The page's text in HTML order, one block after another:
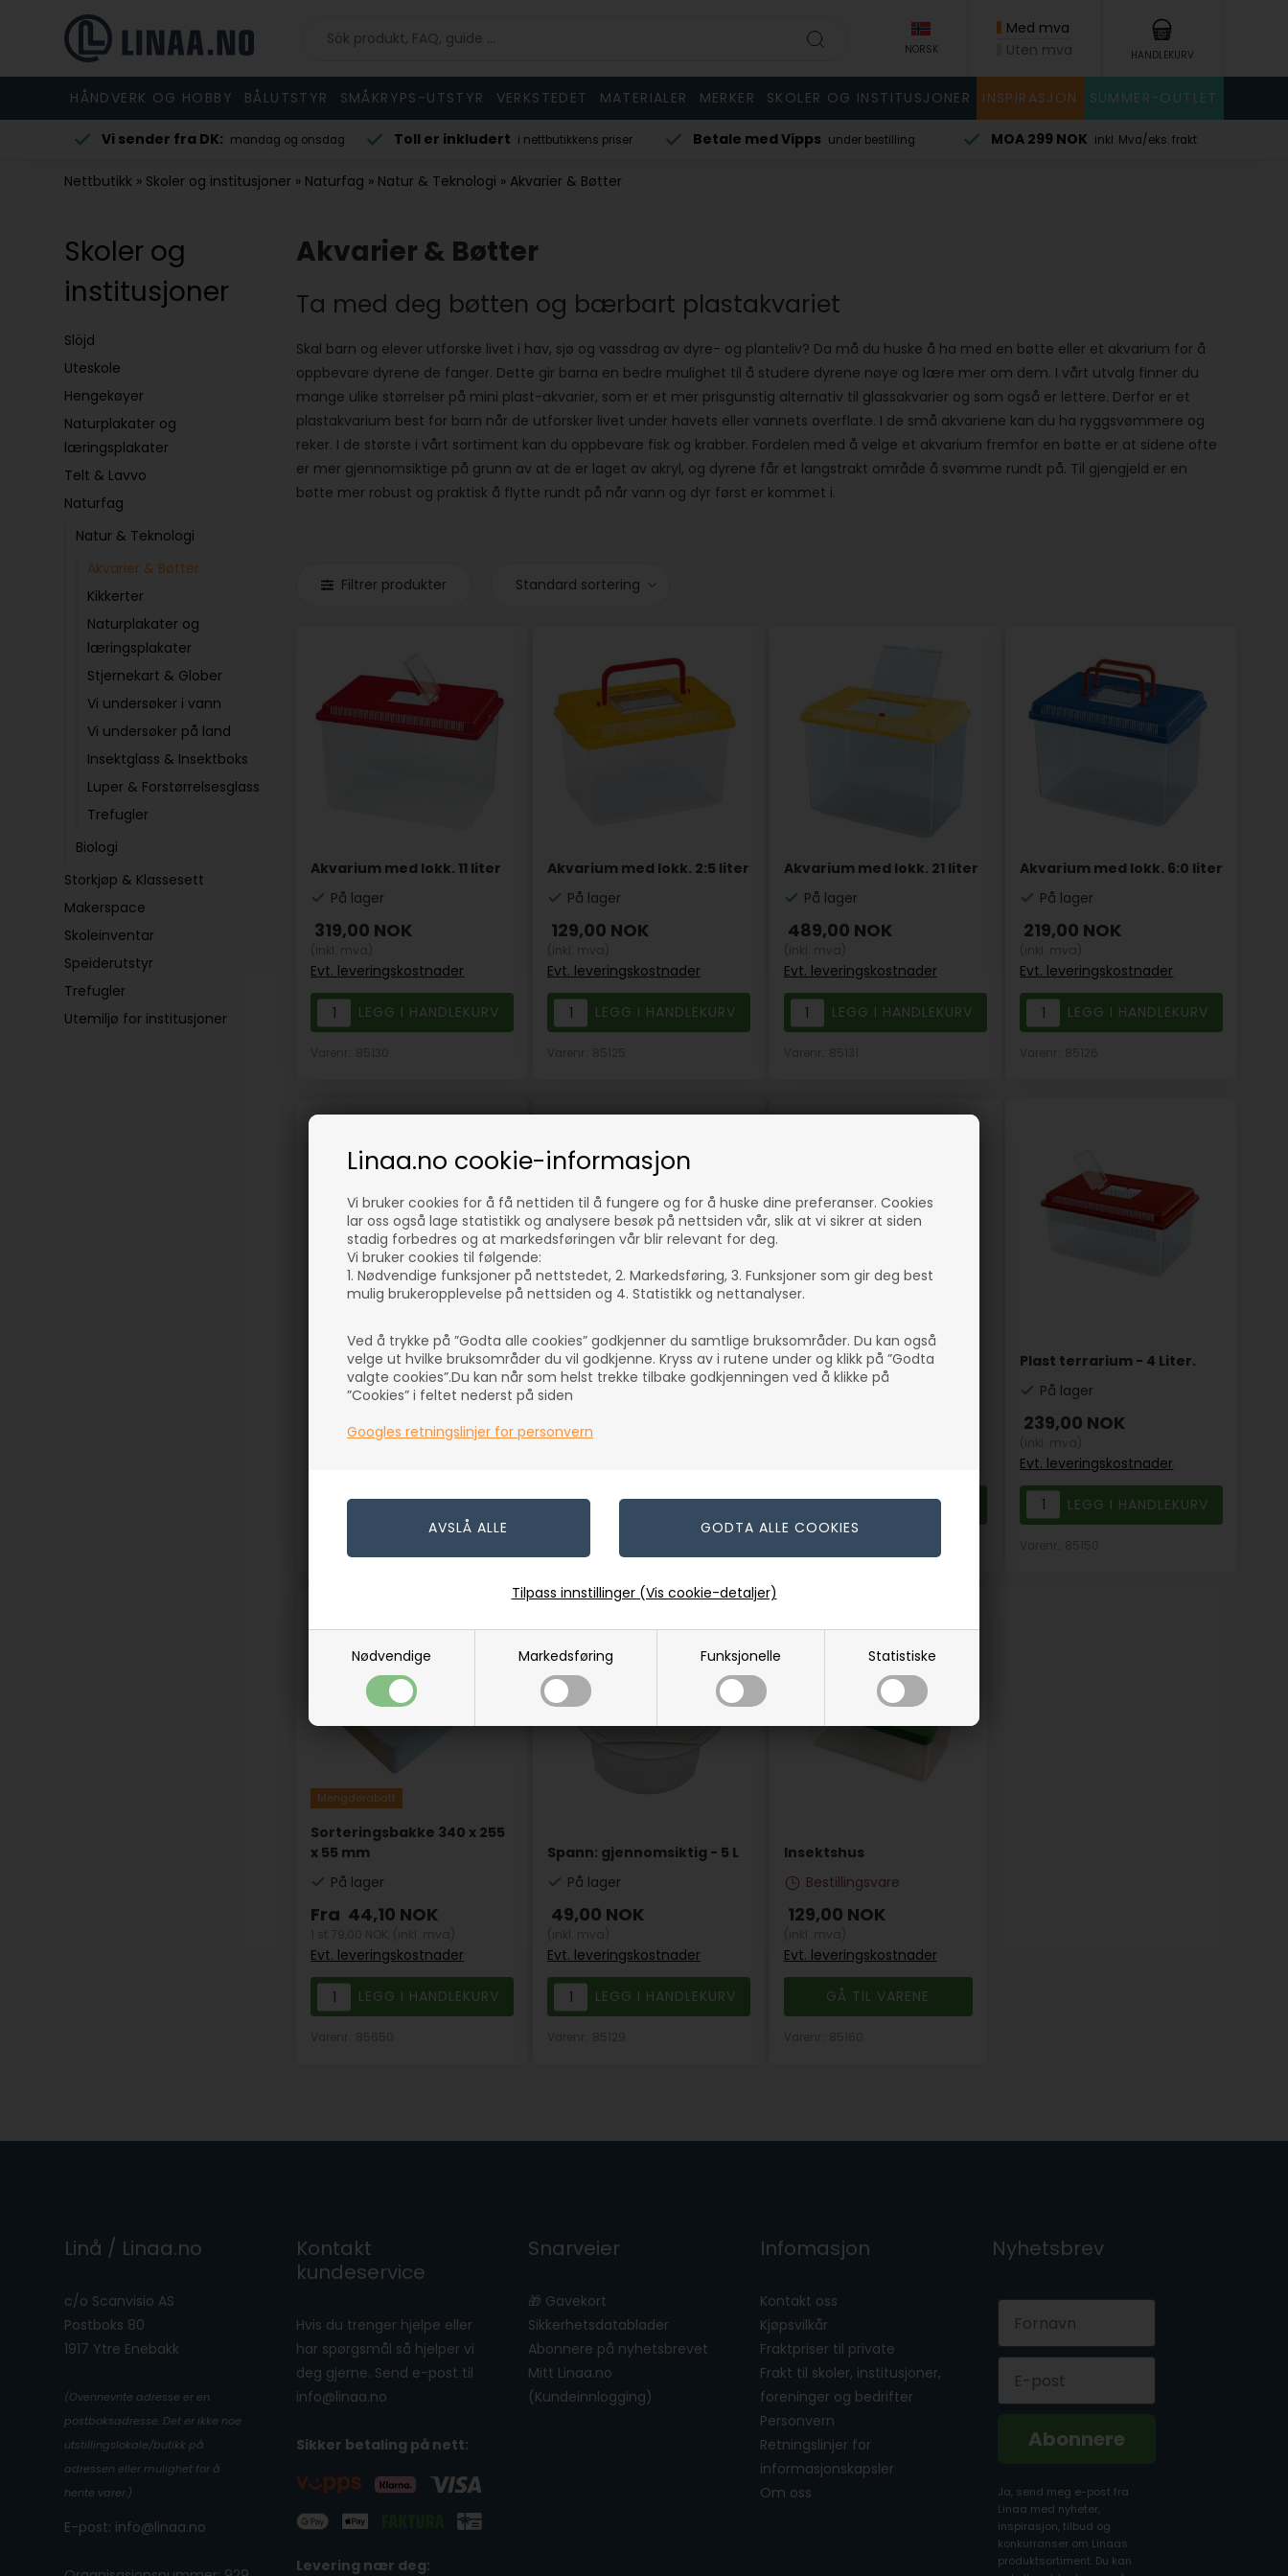
Linaa.no cookie-informasjon
Vi bruker cookies for å få nettiden til å fungere og for å huske dine preferanser. Cookies
lar oss også lage statistikk og analysere besøk på nettsiden vår, slik at vi sikrer at siden
stadig forbedres og at markedsføringen vår blir relevant for deg.
Vi bruker cookies til følgende:
1. Nødvendige funksjoner på nettstedet, 2. Markedsføring, 3. Funksjoner som gir deg best
mulig brukeropplevelse på nettsiden og 4. Statistikk og nettanalyser.
Ved å trykke på ”Godta alle cookies” godkjenner du samtlige bruksområder. Du kan også
velge ut hvilke bruksområder du vil godkjenne. Kryss av i rutene under og klikk på ”Godta
valgte cookies”.Du kan når som helst trekke tilbake godkjenningen ved å klikke på
”Cookies” i feltet nederst på siden
Googles retningslinjer for personvern
Nødvendige Markedsføring Funksjonelle Statistiske
Tilpass innstillinger (Vis cookie-detaljer)
NORSK
Med mva
Uten mva
HANDLEKURV
HÅNDVERK OG HOBBY BÅLUTSTYR SMÅKRYPS-UTSTYR VERKSTEDET MATERIALER MERKER SKOLER OG INSTITUSJONER INSPIRASJON SUMMER-OUTLET
og onsdag Toll er inkludert i nettbutikkens priser Betale med Vipps under bestilling MOA 299 NOK inkl. Mva/eks. frakt
Nettbutikk » Skoler og institusjoner » Naturfag » Natur & Teknologi » Akvarier & Bøtter
Skoler og
institusjoner
Slöjd
Uteskole
Hengekøyer
Naturplakater og
læringsplakater
Telt & Lavvo
Naturfag
Natur & Teknologi
Akvarier & Bøtter
Kikkerter
Naturplakater og
læringsplakater
Stjernekart & Glober
Vi undersøker i vann
Vi undersøker på land
Insektglass & Insektboks
Luper & Forstørrelsesglass
Trefugler
Biologi
Storkjøp & Klassesett
Makerspace
Skoleinventar
Speiderutstyr
Trefugler
Utemiljø for institusjoner
Akvarier & Bøtter
Ta med deg bøtten og bærbart plastakvariet
Skal barn og elever utforske livet i hav, sjø og vassdrag av dyre- og planteliv? Da må du huske å ha med en bøtte eller et akvarium for å
oppbevare dyrene de fanger. Dette gir barna en bedre mulighet til å studere dyrene nøye og lære mer om dem. I vårt utvalg finner du
mange ulike størrelser på mini plast-akvarier, som er et mer prisgunstig alternativ til glassakvarier og som også er lettere. Derfor er et
plastakvarium best for barn når de utforsker livet under havets eller vannets overflate. I de små akvariene kan du ha ryggsvømmere og
reker. I de største i vårt sortiment kan du oppbevare fisk og krabber. Fordelen med å velge et akvarium fremfor en bøtte er at sidene ofte
er mer gjennomsiktige på grunn av at de er laget av akryl, og dyrene får et langstrakt område å svømme rundt på. Til gjengjeld er en
bøtte mer robust og praktisk å flytte rundt på når vann og dyr først er kommet i.
Filtrer produkter
Akvarium med lokk. 11 liter
På lager
319,00 NOK
Evt. leveringskostnader
Akvarium med lokk. 2:5 liter
På lager
129,00 NOK
Evt. leveringskostnader
Akvarium med lokk. 21 liter
På lager
489,00 NOK
Evt. leveringskostnader
Akvarium med lokk. 6:0 liter
På lager
219,00 NOK
Evt. leveringskostnader
Akvarium med lokk: plast - 1
På lager
99,00 NOK
(inkl. mva)
Bøtte 12 liter med hank sort
På lager
(inkl. mva)
Lokk til plastspann
Plast terrarium - 4 Liter.
På lager
239,00 NOK
Evt. leveringskostnader
Mengderabatt
Sorteringsbakke 340 x 255
x 55 mm
På lager
Fra 44,10 NOK
Evt. leveringskostnader
Spann: gjennomsiktig - 5 L
På lager
49,00 NOK
Evt. leveringskostnader
Insektshus
Bestillingsvare
129,00 NOK
Evt. leveringskostnader
GÅ TIL VARENE
Linå / Linaa.no
c/o Scanvisio AS
Postboks 80
1917 Ytre Enebakk
(Ovennevnte adresse er en
postboksadresse. Det er ikke noe
utstillingslokale/butikk på
adressen eller mulighet for å
hente varer.)
E-post: info@linaa.no
Kontakt
kundeservice
Hvis du trenger hjelpe eller
har spørgsmål så hjelper vi
deg gjerne. Send e-post til
info@linaa.no
Sikker betaling på nett:
Levering nær deg:
Snarveier
🎁 Gavekort
Sikkerhetsdatablader
Abonnere på nyhetsbrevet
Mitt Linaa.no
(Kundeinnlogging)
Infomasjon
Kontakt oss
Kjøpsvilkår
Fraktpriser til private
Frakt til skoler, institusjoner,
foreninger og bedrifter
Personvern
Retningslinjer for
informasjonskapsler
Om oss
Nyhetsbrev
Abonnere
Ja, send meg e-post fra
Linaa med nyheter,
inspirasjon, tilbud og
konkurranser om Linaas
produktsortiment. Du kan